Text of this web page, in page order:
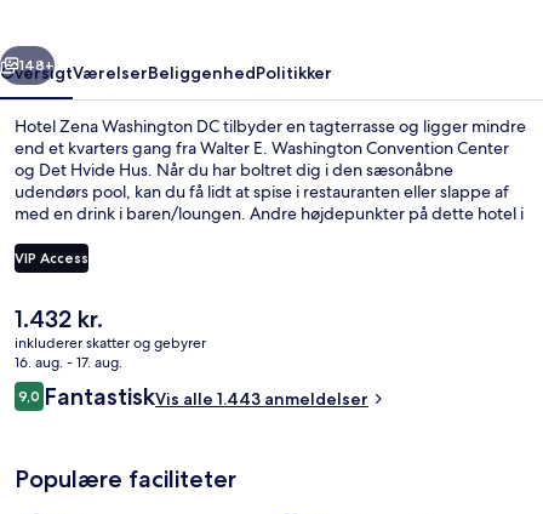
Næste
148+
OversigtVærelserBeliggenhedPolitikker
Hotel Zena Washington DC tilbyder en tagterrasse og ligger mindre
end et kvarters gang fra Walter E. Washington Convention Center
og Det Hvide Hus. Når du har boltret dig i den sæsonåbne
udendørs pool, kan du få lidt at spise i restauranten eller slappe af
med en drink i baren/loungen. Andre højdepunkter på dette hotel i
Rejsende er vilde med stedets pool og behagelige senge. Offentlig
transport ligger kun en kort gåtur væk: McPherson Sq. Metrostation
minutter derfra.
VIP Access
Den
nuværende
pris
er
1.432 kr.
1.432 kr.
inkluderer skatter og gebyrer
16. aug. - 17. aug.
Anmeldelser
9,09,0 ud af 10.
FantastiskVis alle 1.443 anmeldelser
Populære faciliteter